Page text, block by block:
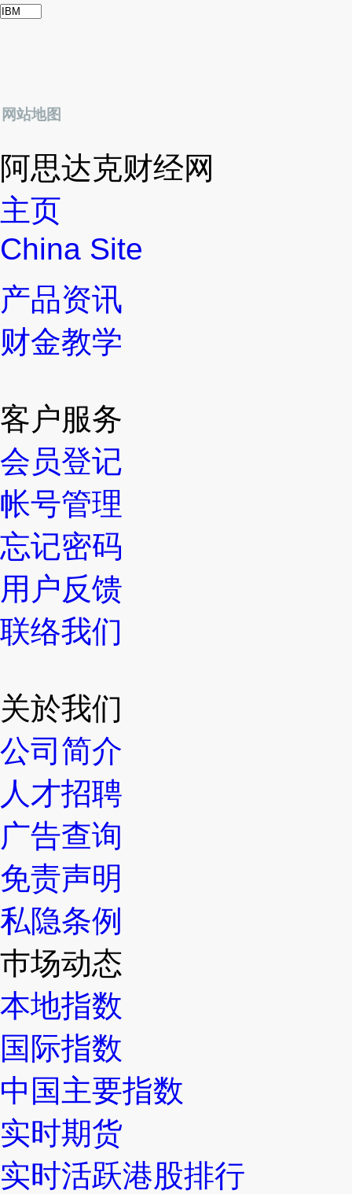
网站地图
阿思达克财经网
主页
China Site
产品资讯
财金教学
客户服务
会员登记
帐号管理
忘记密码
用户反馈
联络我们
关於我们
公司简介
人才招聘
广告查询
免责声明
私隐条例
巿场动态
本地指数
国际指数
中国主要指数
实时期货
实时活跃港股排行